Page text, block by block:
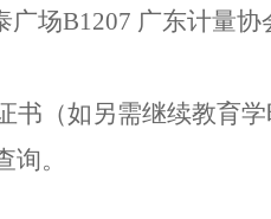
广场B1207 广东计量协
书（如另需继续教育
询。